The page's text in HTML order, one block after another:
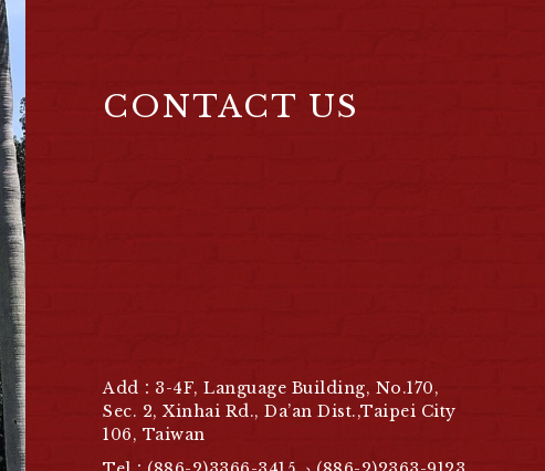
CONTACT US
Add：3-4F, Language Building, No.170,
Sec. 2, Xinhai Rd., Da’an Dist.,Taipei City
106, Taiwan